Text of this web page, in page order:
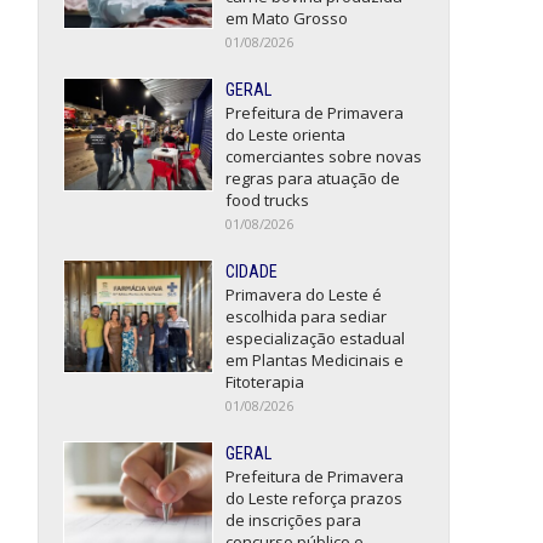
em Mato Grosso
01/08/2026
GERAL
Prefeitura de Primavera
do Leste orienta
comerciantes sobre novas
regras para atuação de
food trucks
01/08/2026
CIDADE
Primavera do Leste é
escolhida para sediar
especialização estadual
em Plantas Medicinais e
Fitoterapia
01/08/2026
GERAL
Prefeitura de Primavera
do Leste reforça prazos
de inscrições para